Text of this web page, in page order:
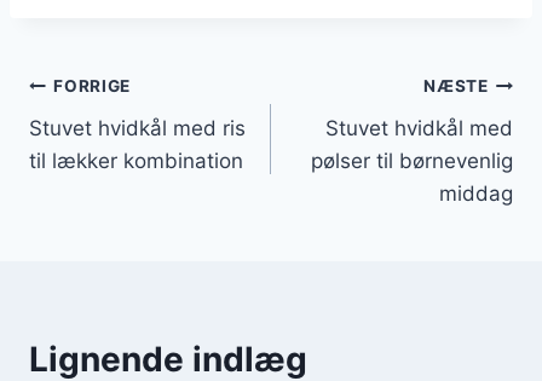
Indlægsnavigation
FORRIGE
Stuvet hvidkål med ris
til lækker kombination
NÆSTE
Stuvet hvidkål med
pølser til børnevenlig
middag
Lignende indlæg